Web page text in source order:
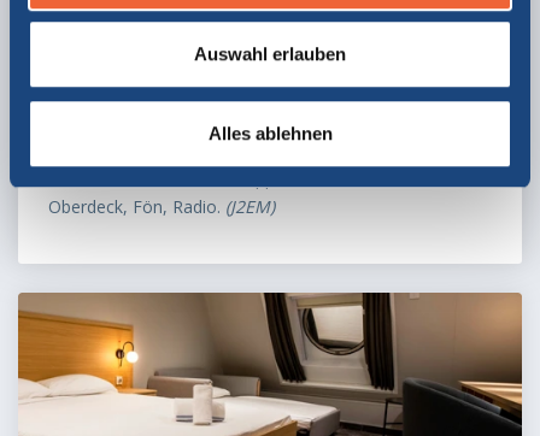
Auswahl erlauben
Alles ablehnen
Junior Suite außen mit Doppelbett,
Oberdeck, Fön, Radio. (J2EM)